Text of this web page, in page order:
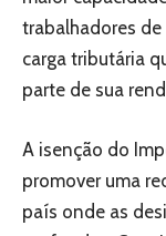
trabalhadores
carga tributária
parte de sua
A isenção do
promover uma
país onde as